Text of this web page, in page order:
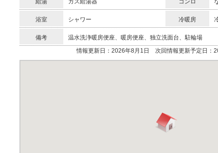
給湯 ガス給湯器 コンロ
浴室 シャワー 冷暖房
備考
温水洗浄暖房便座、暖房便座、独立洗面台、駐輪場
情報更新日：2026年8月1日 次回情報更新予定日：